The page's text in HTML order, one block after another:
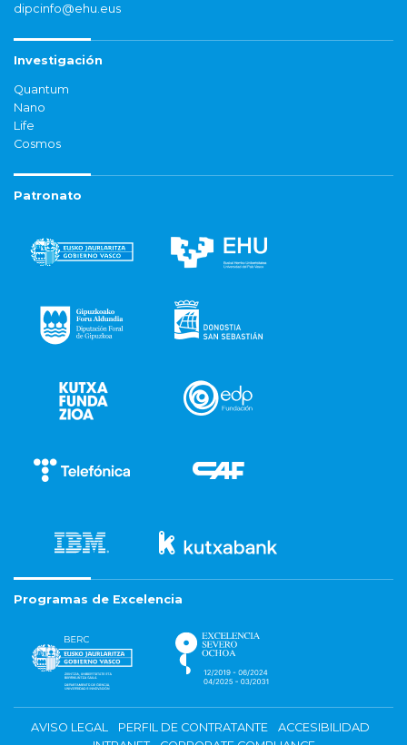
dipcinfo@ehu.eus
Investigación
Quantum
Nano
Life
Cosmos
Patronato
Programas de Excelencia
AVISO LEGAL PERFIL DE CONTRATANTE
ACCESIBILIDAD